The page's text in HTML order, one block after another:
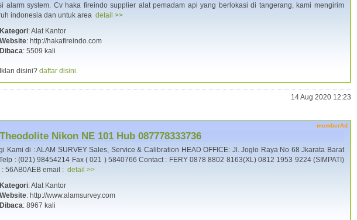
alarm system. Cv haka fireindo supplier alat pemadam api yang berlokasi di tangerang, kami mengirim
indonesia dan untuk area detail >>
Kategori: Alat Kantor
Website: http://hakafireindo.com
Dibaca: 5509 kali
Iklan disini? daftar disini.
14 Aug 2020 12:23
memberAd
Nikon NE 101 Hub 087778333736
Kami di : ALAM SURVEY Sales, Service & Calibration HEAD OFFICE: Jl. Joglo Raya No 68 Jkarata Barat
: (021) 98454214 Fax ( 021 ) 5840766 Contact : FERY 0878 8802 8163(XL) 0812 1953 9224 (SIMPATI)
: 56AB0AEB email : detail >>
Kategori: Alat Kantor
Website: http://www.alamsurvey.com
Dibaca: 8967 kali